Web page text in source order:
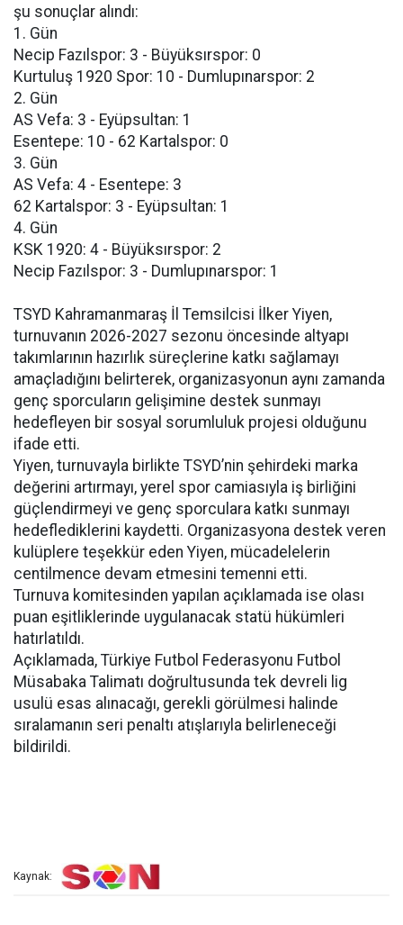
şu sonuçlar alındı:
1. Gün
Necip Fazılspor: 3 - Büyüksırspor: 0
Kurtuluş 1920 Spor: 10 - Dumlupınarspor: 2
2. Gün
AS Vefa: 3 - Eyüpsultan: 1
Esentepe: 10 - 62 Kartalspor: 0
3. Gün
AS Vefa: 4 - Esentepe: 3
62 Kartalspor: 3 - Eyüpsultan: 1
4. Gün
KSK 1920: 4 - Büyüksırspor: 2
Necip Fazılspor: 3 - Dumlupınarspor: 1
TSYD Kahramanmaraş İl Temsilcisi İlker Yiyen,
turnuvanın 2026-2027 sezonu öncesinde altyapı
takımlarının hazırlık süreçlerine katkı sağlamayı
amaçladığını belirterek, organizasyonun aynı zamanda
genç sporcuların gelişimine destek sunmayı
hedefleyen bir sosyal sorumluluk projesi olduğunu
ifade etti.
Yiyen, turnuvayla birlikte TSYD’nin şehirdeki marka
değerini artırmayı, yerel spor camiasıyla iş birliğini
güçlendirmeyi ve genç sporculara katkı sunmayı
hedeflediklerini kaydetti. Organizasyona destek veren
kulüplere teşekkür eden Yiyen, mücadelelerin
centilmence devam etmesini temenni etti.
Turnuva komitesinden yapılan açıklamada ise olası
puan eşitliklerinde uygulanacak statü hükümleri
hatırlatıldı.
Açıklamada, Türkiye Futbol Federasyonu Futbol
Müsabaka Talimatı doğrultusunda tek devreli lig
usulü esas alınacağı, gerekli görülmesi halinde
sıralamanın seri penaltı atışlarıyla belirleneceği
bildirildi.
Kaynak: